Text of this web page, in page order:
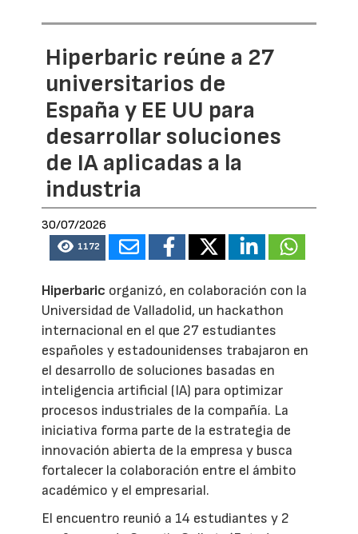
Hiperbaric reúne a 27
universitarios de
España y EE UU para
desarrollar soluciones
de IA aplicadas a la
industria
30/07/2026
1172
Hiperbaric organizó, en colaboración con la
Universidad de Valladolid, un hackathon
internacional en el que 27 estudiantes
españoles y estadounidenses trabajaron en
el desarrollo de soluciones basadas en
inteligencia artificial (IA) para optimizar
procesos industriales de la compañía. La
iniciativa forma parte de la estrategia de
innovación abierta de la empresa y busca
fortalecer la colaboración entre el ámbito
académico y el empresarial.
El encuentro reunió a 14 estudiantes y 2